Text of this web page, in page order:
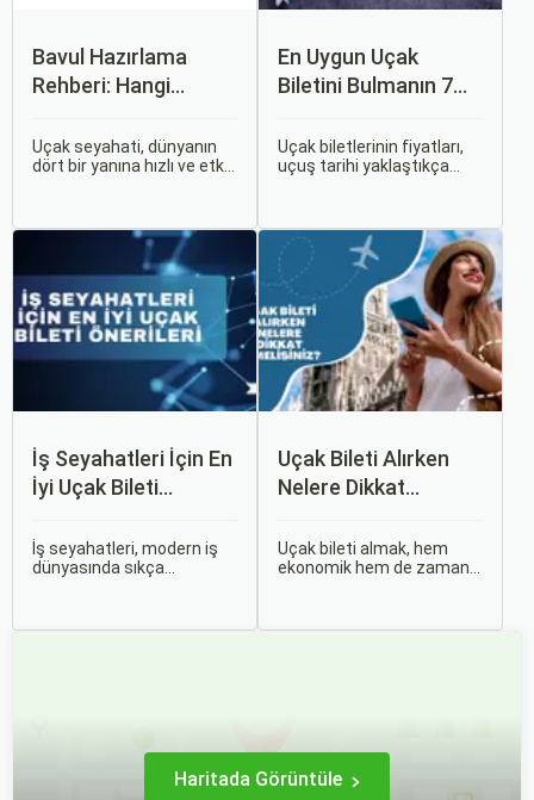
Bavul Hazırlama
Rehberi: Hangi
Alınmalı?
Uçak seyahati, dünyanın
dört bir yanına hızlı ve etkili
için bavul hazırlamak,
doğru yapılmazsa stresli
bir deneyim olabilir.
En Uygun Uçak
Biletini Bulmanın 7
Uçak biletlerinin fiyatları,
uçuş tarihi yaklaştıkça
tasarruf etmenin en etkili
yollarından biridir.
İş Seyahatleri İçin En
İyi Uçak Bileti
İş seyahatleri, modern iş
dünyasında sıkça
Uçak Bileti Alırken
Nelere Dikkat
Uçak bileti almak, hem
ekonomik hem de zaman
Haritada Görüntüle